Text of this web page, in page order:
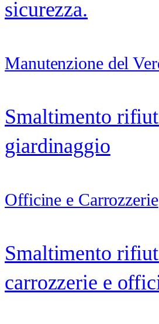
sicurezza.
Manutenzione del
Smaltimento
giardinaggio
Officine e Carrozzerie
Smaltimento
carrozzerie e